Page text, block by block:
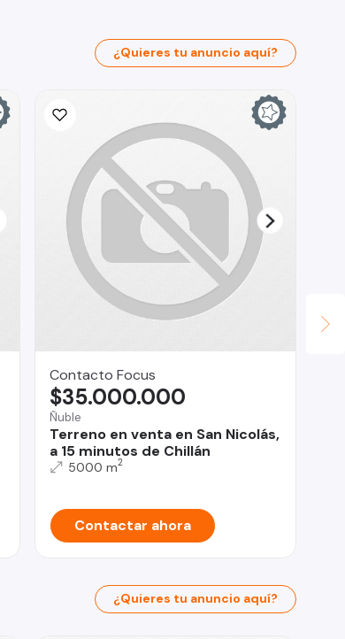
¿Quieres tu anuncio aquí?
Contacto Focus
Ñuble
Terreno en venta en San Nicolás,
a 15 minutos de Chillán
$35.000.000
5000 m2
Contactar ahora
¿Quieres tu anuncio aquí?